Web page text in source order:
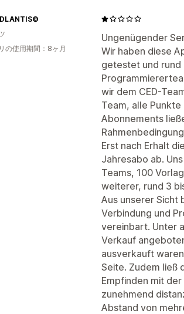
Ungenügender
Wir haben diese
getestet und rund
wir dem CED-
Team, alle
Abonnements
Erst nach Erhalt
Jahresabo ab.
Teams, 100
weiterer, rund 3
Aus unserer Sicht
Verbindung und
vereinbart. Unter
Verkauf
ausverkauft
Seite. Zudem ließ
Empfinden mit
zunehmend
Abstand von
の使用期間：8ヶ月